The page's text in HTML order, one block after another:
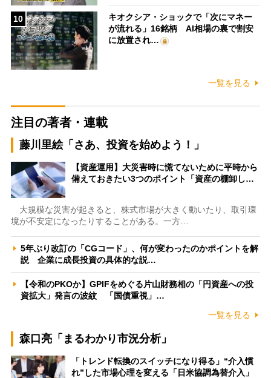
10
キオクシア・ショックで「次にマネー
が流れる」16銘柄 AI相場の裏で割安
に放置され…
一覧を見る
注目の著者・連載
藤川里絵「さあ、投資を始めよう！」
【資産運用】大災害時に慌てないために平時から
備えておきたい3つのポイント「資産の棚卸し…
大規模な災害が起きると、株式市場が大きく動いたり、取引環
境が不安定になったりすることがある。一方…
5年ぶり改訂の「CGコード」、何が変わったのかポイントを解
説 企業に成長投資の具体的な説…
【令和のPKOか】GPIFをめぐる片山財務相の「円資産への投
資拡大」発言の波紋 「国債重視」…
一覧を見る
森口亮「まるわかり市況分析」
「トレンド転換のスイッチになり得る」“介入慣
れ”した市場心理を変える「日米協調為替介入」